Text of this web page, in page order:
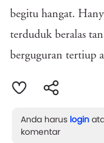
begitu hangat.
terduduk beralas
berguguran tertiup
Anda harus login
komentar